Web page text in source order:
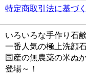
特定商取引法に基づ
いろいろな手作り石
一番人気の極上洗顔
国産の無農薬の米ぬ
登場～！